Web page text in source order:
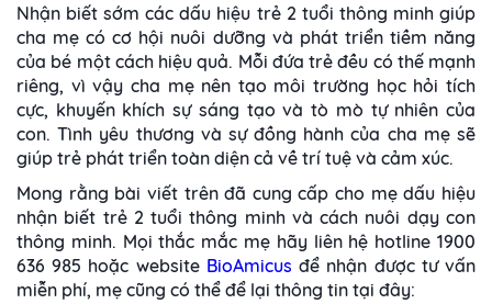
Nhận biết sớm các dấu hiệu trẻ 2 tuổi thông minh giúp
cha mẹ có cơ hội nuôi dưỡng và phát triển tiềm năng
của bé một cách hiệu quả. Mỗi đứa trẻ đều có thế mạnh
riêng, vì vậy cha mẹ nên tạo môi trường học hỏi tích
cực, khuyến khích sự sáng tạo và tò mò tự nhiên của
con. Tình yêu thương và sự đồng hành của cha mẹ sẽ
giúp trẻ phát triển toàn diện cả về trí tuệ và cảm xúc.
Mong rằng bài viết trên đã cung cấp cho mẹ dấu hiệu
nhận biết trẻ 2 tuổi thông minh và cách nuôi dạy con
thông minh. Mọi thắc mắc mẹ hãy liên hệ hotline 1900
636 985 hoặc website BioAmicus để nhận được tư vấn
miễn phí, mẹ cũng có thể để lại thông tin tại đây: